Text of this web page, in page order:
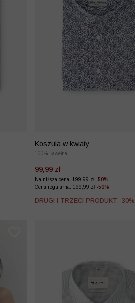
Koszula w kwiaty
100% Bawełna
99,99 zł
Najniższa cena: 199,99 zł -50%
Cena regularna: 199,99 zł -50%
DRUGI I TRZECI PRODUKT -30%